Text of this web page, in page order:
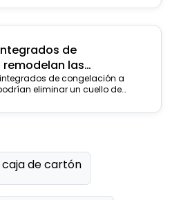
de
las
de fríode congelación a
eliminar un cuello de
caja de cartón